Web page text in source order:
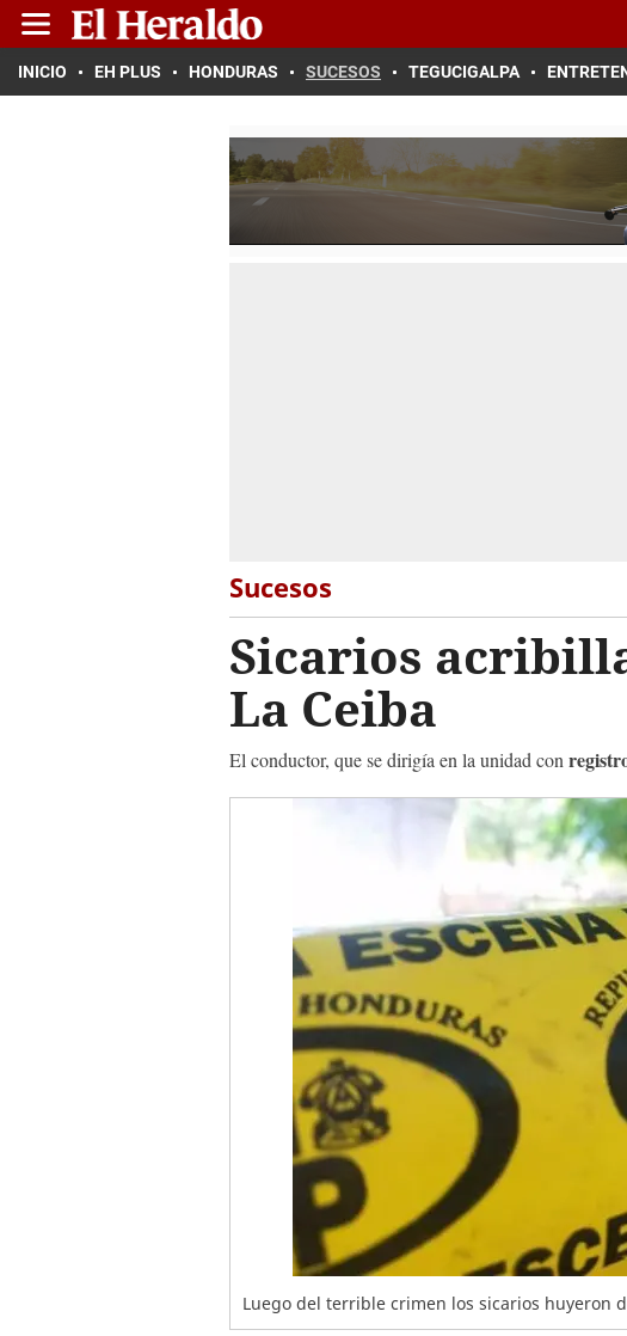
INICIO EH PLUS HONDURAS SUCESOS TEGUCIGALPA
Sucesos
Sicarios
La Ceiba
El conductor, que se dirigía en la unidad con
Luego del terrible crimen los sicarios huyeron